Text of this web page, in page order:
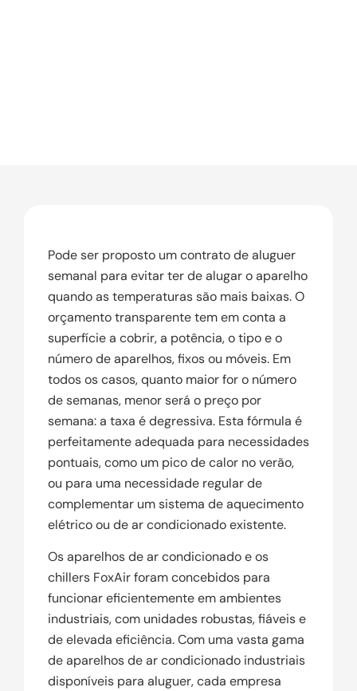
Pode ser proposto um contrato de aluguer
semanal para evitar ter de alugar o aparelho
quando as temperaturas são mais baixas. O
orçamento transparente tem em conta a
superfície a cobrir, a potência, o tipo e o
número de aparelhos, fixos ou móveis. Em
todos os casos, quanto maior for o número
de semanas, menor será o preço por
semana: a taxa é degressiva. Esta fórmula é
perfeitamente adequada para necessidades
pontuais, como um pico de calor no verão,
ou para uma necessidade regular de
complementar um sistema de aquecimento
elétrico ou de ar condicionado existente.
Os aparelhos de ar condicionado e os
chillers FoxAir foram concebidos para
funcionar eficientemente em ambientes
industriais, com unidades robustas, fiáveis e
de elevada eficiência. Com uma vasta gama
de aparelhos de ar condicionado industriais
disponíveis para aluguer, cada empresa